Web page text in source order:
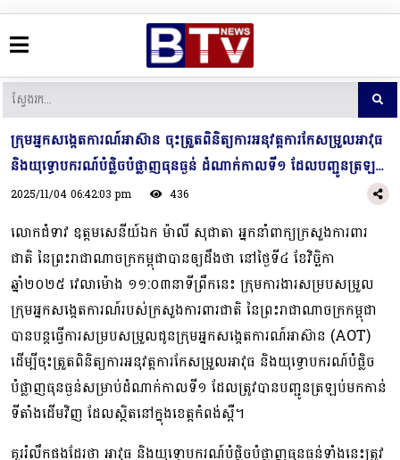
ក្រុមអ្នកសង្កេតការណ៍អាស៊ាន ចុះត្រួតពិនិត្យការអនុវត្តការកែសម្រួលអាវុធ
និង​យុទ្ធោបករណ៍​បំផ្លិចបំផ្លាញធុនធ្ងន់ ដំណាក់កាលទី១ ដែលបញ្ជូនត្រឡប់
មក​ទីតាំងដើមវិញ នៅខេត្តកំពង់ស្ពឺ
2025/11/04 06:42:03 pm 436
លោកជំទាវ ឧត្តមសេនីយ៍ឯក ម៉ាលី សុជាតា អ្នកនាំពាក្យក្រសួងការពារ
ជាតិ នៃ​ព្រះរាជា​ណា​ចក្រ​កម្ពុជាបានឲ្យដឹងថា នៅថ្ងៃទី៤ ខែវិច្ឆិកា
ឆ្នាំ២០២៥ វេលាម៉ោង ១១:០៣នាទីព្រឹកនេះ ក្រុម​ការ​ងារ​សម្រប​សម្រួល
ក្រុមអ្នកសង្កេតការណ៍របស់ក្រសួងការពារជាតិ នៃព្រះរាជាណាចក្រកម្ពុជា
បាន​បន្ត​ធ្វើ​ការសម្របសម្រួលជូនក្រុមអ្នកសង្កេតការណ៍អាស៊ាន (AOT)
ដើម្បីចុះត្រួត​ពិនិត្យ​ការ​អនុវ​ត្ត​ការកែសម្រួលអាវុធ និងយុទ្ធោបករណ៍បំផ្លិច
បំផ្លាញធុនធ្ងន់សម្រាប់ដំណាក់កាលទី១ ដែល​ត្រូវ​បាន​បញ្ជូនត្រឡប់មកកាន់
ទីតាំងដើមវិញ ដែលស្ថិតនៅក្នុងខេត្តកំពង់ស្ពឺ។
គួររំលឹកផងដែរថា អាវុធ និងយុទ្ធោបករណ៍បំផ្លិចបំផ្លាញធុនធ្ងន់ទាំងនេះត្រូវ